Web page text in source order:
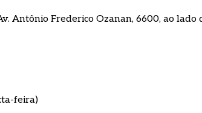
Antônio Frederico Ozanan, 6600, ao lado
feira)